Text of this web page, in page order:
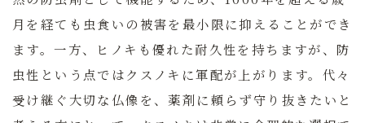
月を経ても虫食いの被害を最小限に抑えることができ
ます。一方、ヒノキも優れた耐久性を持ちますが、防
虫性という点ではクスノキに軍配が上がります。代々
受け継ぐ大切な仏像を、薬剤に頼らず守り抜きたいと